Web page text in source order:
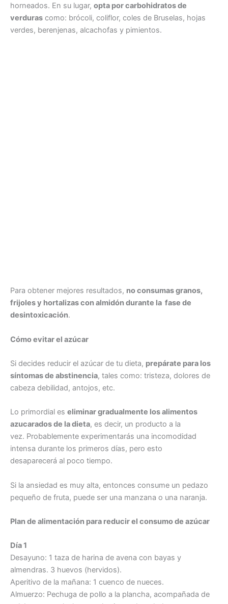
horneados. En su lugar, opta por carbohidratos de
verduras como: brócoli, coliflor, coles de Bruselas, hojas
verdes, berenjenas, alcachofas y pimientos.
Para obtener mejores resultados, no consumas granos,
frijoles y hortalizas con almidón durante la fase de
desintoxicación.
Cómo evitar el azúcar
Si decides reducir el azúcar de tu dieta, prepárate para los
síntomas de abstinencia, tales como: tristeza, dolores de
cabeza debilidad, antojos, etc.
Lo primordial es eliminar gradualmente los alimentos
azucarados de la dieta, es decir, un producto a la
vez. Probablemente experimentarás una incomodidad
intensa durante los primeros días, pero esto
desaparecerá al poco tiempo.
Si la ansiedad es muy alta, entonces consume un pedazo
pequeño de fruta, puede ser una manzana o una naranja.
Plan de alimentación para reducir el consumo de azúcar
Día 1
Desayuno: 1 taza de harina de avena con bayas y
almendras. 3 huevos (hervidos).
Aperitivo de la mañana: 1 cuenco de nueces.
Almuerzo: Pechuga de pollo a la plancha, acompañada de